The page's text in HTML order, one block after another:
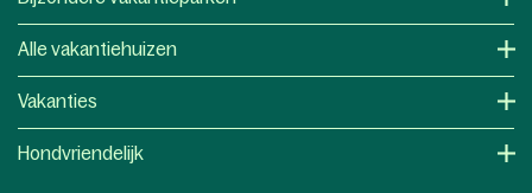
Alle vakantiehuizen
Vakanties
Hondvriendelijk